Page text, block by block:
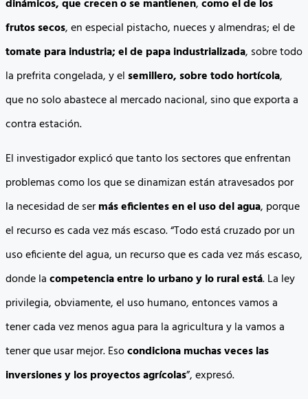
dinámicos, que crecen o se mantienen,como el de los
frutos secos, en especial pistacho, nueces y almendras; el de
tomate para industria; el de papa industrializada, sobre todo
la prefrita congelada, y elsemillero, sobre todo hortícola,
que no solo abastece al mercado nacional, sino que exporta a
contra estación.
El investigador explicó que tanto los sectores que enfrentan
problemas como los que se dinamizan están atravesados por
la necesidad de sermás eficientes en el uso del agua, porque
el recurso es cada vez más escaso. “Todo está cruzado por un
uso eficiente del agua, un recurso que es cada vez más escaso,
donde lacompetencia entre lo urbano y lo rural está. La ley
privilegia, obviamente, el uso humano, entonces vamos a
tener cada vez menos agua para la agricultura y la vamos a
tener que usar mejor. Esocondiciona muchas veces las
inversiones y los proyectos agrícolas”, expresó.